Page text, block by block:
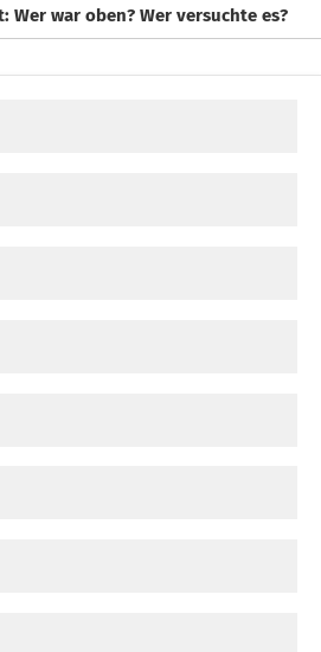
 Südtiroler am Everest: Wer war oben? Wer versuchte es?